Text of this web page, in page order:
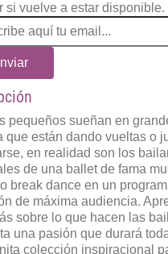
si vuelve a estar disponible.
pequeños sueñan en
que están dando vueltas o
en realidad son los
de una ballet de fama
break dance en un
de máxima audiencia.
sobre lo que hacen las
una pasión que durará
colección inspiracional